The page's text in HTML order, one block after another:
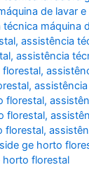
de lavar
máquina
,assistência
,assistência
florestal,
,
florestal,
florestal,
florestal,
ge horto
horto florestal